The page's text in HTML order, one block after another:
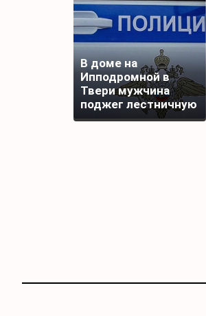
В доме на
Ипподромной в
Твери мужчина
поджег лестничную
площадку